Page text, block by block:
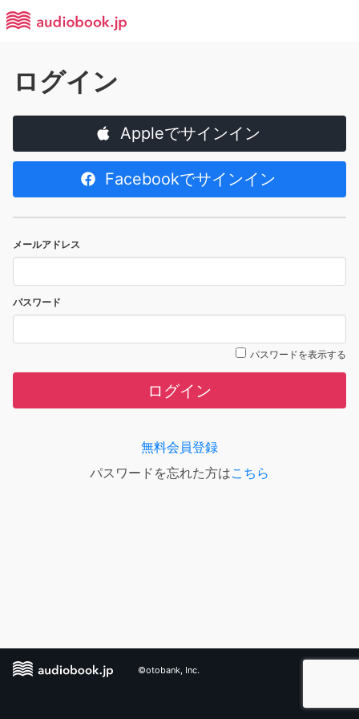
ログイン
Appleでサインイン
Facebookでサインイン
メールアドレス
パスワード
パスワードを表示する
ログイン
無料会員登録
パスワードを忘れた方はこちら
©otobank, Inc.